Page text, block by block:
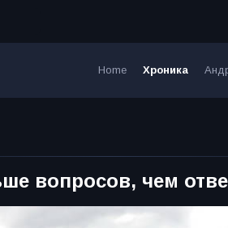
Home Хроника
вопросов, чем